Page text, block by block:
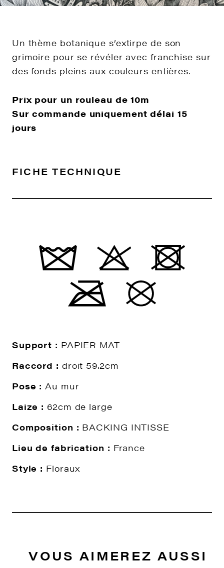
Un thème botanique s’extirpe de son
grimoire pour se révéler avec franchise sur
des fonds pleins aux couleurs entières.
Prix pour un rouleau de 10m
Sur commande uniquement délai 15
jours
FICHE TECHNIQUE
Support : PAPIER MAT
Raccord : droit 59.2cm
Pose : Au mur
Laize : 62cm de large
Composition : BACKING INTISSE
Lieu de fabrication : France
Style : Floraux
VOUS AIMEREZ AUSSI